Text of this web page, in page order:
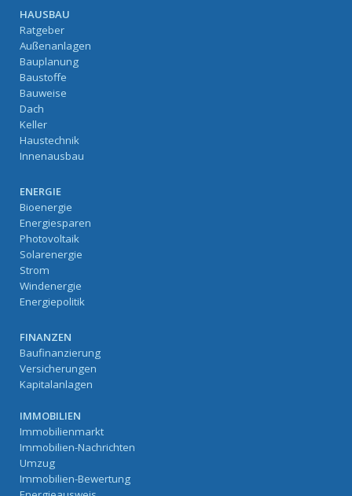
HAUSBAU
Ratgeber
Außenanlagen
Bauplanung
Baustoffe
Bauweise
Dach
Keller
Haustechnik
Innenausbau
ENERGIE
Bioenergie
Energiesparen
Photovoltaik
Solarenergie
Strom
Windenergie
Energiepolitik
FINANZEN
Baufinanzierung
Versicherungen
Kapitalanlagen
IMMOBILIEN
Immobilienmarkt
Immobilien-Nachrichten
Umzug
Immobilien-Bewertung